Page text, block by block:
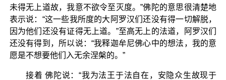
未得无上道故，我意不欲令至灭度。”佛陀的意思很清楚地
表示说：“这一些我所度的大阿罗汉们还没有得一切解脱，
因为他们还没有证得无上道。”至高无上的法道，阿罗汉们
还没有得到，所以说：“我释迦牟尼佛心中的想法，我的意
愿是不想要他们入无余涅槃的。”
接着 佛陀说：“我为法王于法自在，安隐众生故现于